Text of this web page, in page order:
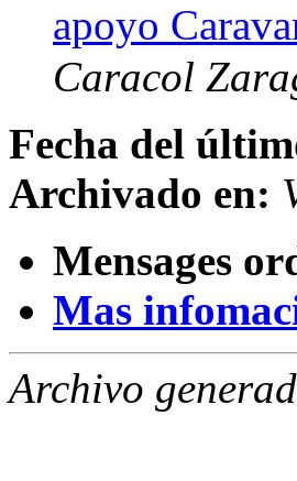
apoyo
Caracol
Fecha del
Archivado en:
Mensages
Mas
Archivo